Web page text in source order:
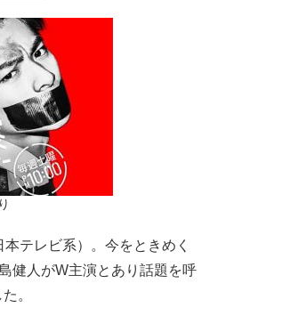
テレビ系）。今をときめく
健人がW主演とあり話題を呼
。